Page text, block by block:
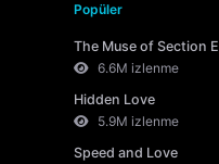
Popüler
The Muse of Section E
6.6M izlenme
Hidden Love
5.9M izlenme
Speed and Love